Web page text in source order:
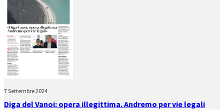
7 Settembre 2024
Diga del Vanoi: opera illegittima. Andremo per vie legali